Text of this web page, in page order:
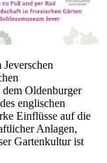
Oldenburger
englischen
Einflüsse auf die
Anlagen,
Gartenkultur ist